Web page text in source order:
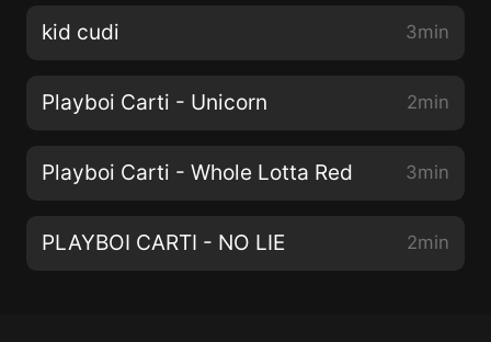
kid cudi 3min
Playboi Carti - Unicorn 2min
Playboi Carti - Whole Lotta Red 3min
PLAYBOI CARTI - NO LIE 2min